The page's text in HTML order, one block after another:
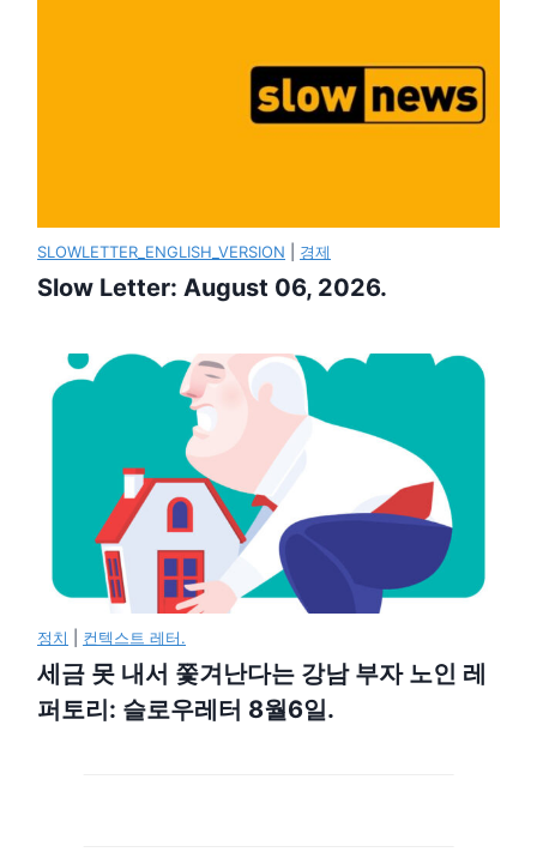
SLOWLETTER_ENGLISH_VERSION 경제
Slow Letter: August 06, 2026.
정치 컨텍스트 레터.
세금 못 내서 쫓겨난다는 강남 부자 노인 레
퍼토리: 슬로우레터 8월6일.